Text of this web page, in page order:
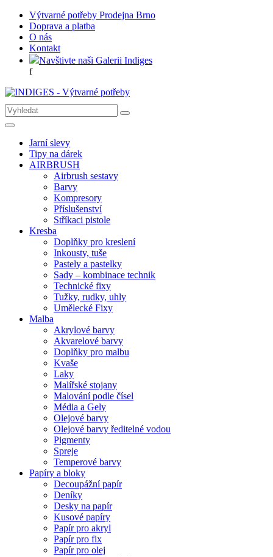
Výtvarné potřeby Prodejna Brno
Doprava a platba
O nás
Kontakt
Navštivte naši Galerii Indiges
f
Jarní slevy
Tipy na dárek
AIRBRUSH
Airbrush sestavy
Barvy
Kompresory
Příslušenství
Stříkaci pistole
Kresba
Doplňky pro kreslení
Inkousty, tuše
Pastely a pastelky
Sady – kombinace technik
Technické fixy
Tužky, rudky, uhly
Umělecké Fixy
Malba
Akrylové barvy
Akvarelové barvy
Doplňky pro malbu
Kvaše
Laky
Malířské stojany
Malování podle čísel
Média a Gely
Olejové barvy
Olejové barvy ředitelné vodou
Pigmenty
Spreje
Temperové barvy
Papíry a bloky
Decoupážní papír
Deníky
Desky na papír
Kusové papíry
Papír pro akryl
Papír pro fix
Papír pro olej